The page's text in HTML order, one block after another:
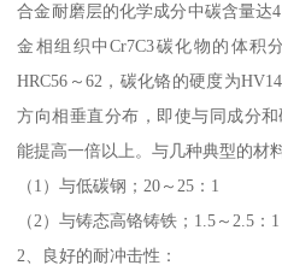
合金耐磨层的化学成分中碳含量达
金相组织中Cr7C3碳化物的体积
HRC56～62，碳化铬的硬度为
方向相垂直分布，即使与同成分
能提高一倍以上。与几种典型的材
（1）与低碳钢；20～25：1
（2）与铸态高铬铸铁；1.5～2.5：1
2、良好的耐冲击性：